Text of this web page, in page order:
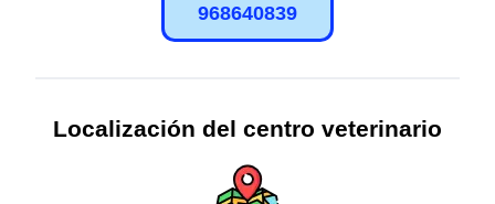
968640839
Localización del centro veterinario